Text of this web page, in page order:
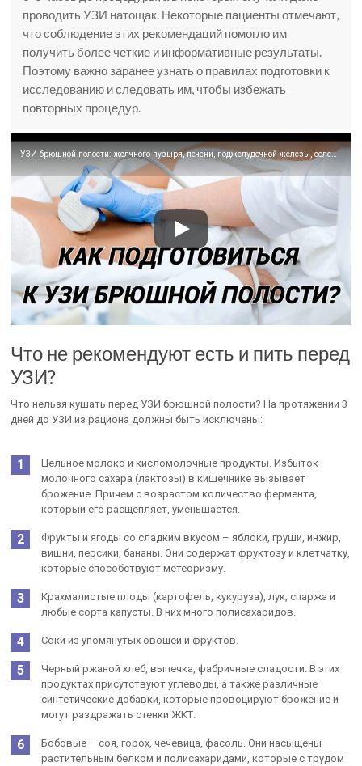
проводить УЗИ натощак. Некоторые пациенты отмечают,
что соблюдение этих рекомендаций помогло им
получить более четкие и информативные результаты.
Поэтому важно заранее узнать о правилах подготовки к
исследованию и следовать им, чтобы избежать
повторных процедур.
УЗИ брюшной полости: желчного пузыря, печени, поджелудочной железы, селезёнки. Как подготовиться?
Что не рекомендуют есть и пить перед
УЗИ?
Что нельзя кушать перед УЗИ брюшной полости? На протяжении 3
дней до УЗИ из рациона должны быть исключены:
Цельное молоко и кисломолочные продукты. Избыток
молочного сахара (лактозы) в кишечнике вызывает
брожение. Причем с возрастом количество фермента,
который его расщепляет, уменьшается.
Фрукты и ягоды со сладким вкусом – яблоки, груши, инжир,
вишни, персики, бананы. Они содержат фруктозу и клетчатку,
которые способствуют метеоризму.
Крахмалистые плоды (картофель, кукуруза), лук, спаржа и
любые сорта капусты. В них много полисахаридов.
Соки из упомянутых овощей и фруктов.
Черный ржаной хлеб, выпечка, фабричные сладости. В этих
продуктах присутствуют углеводы, а также различные
синтетические добавки, которые провоцируют брожение и
могут раздражать стенки ЖКТ.
Бобовые – соя, горох, чечевица, фасоль. Они насыщены
растительным белком и полисахаридами, которые с трудом